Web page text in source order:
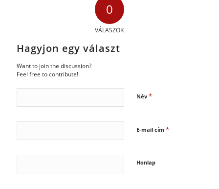
0
VÁLASZOK
Hagyjon egy választ
Want to join the discussion?
Feel free to contribute!
Név *
E-mail cím *
Honlap